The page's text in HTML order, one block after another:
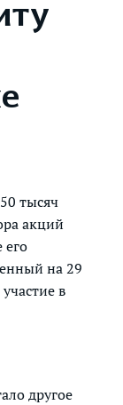
тысяч
акций
его
на 29
в
другое